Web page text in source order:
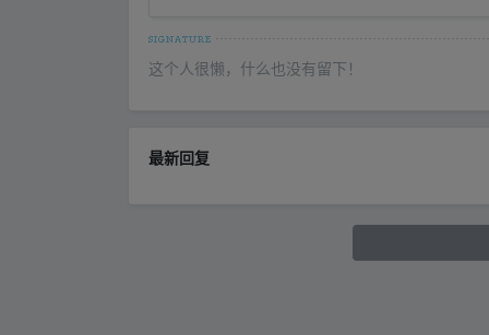
这个人很懒，什么也没有留下！
最新回复